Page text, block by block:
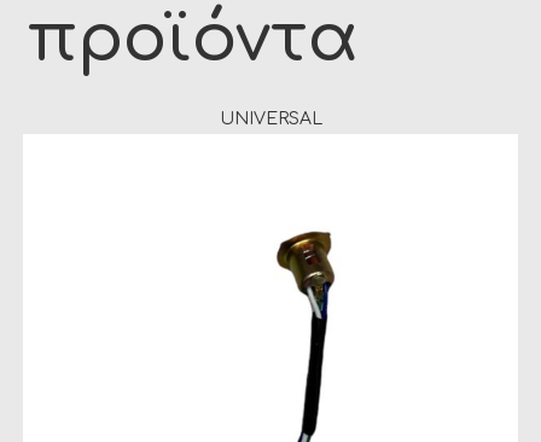
προϊόντα
UNIVERSAL